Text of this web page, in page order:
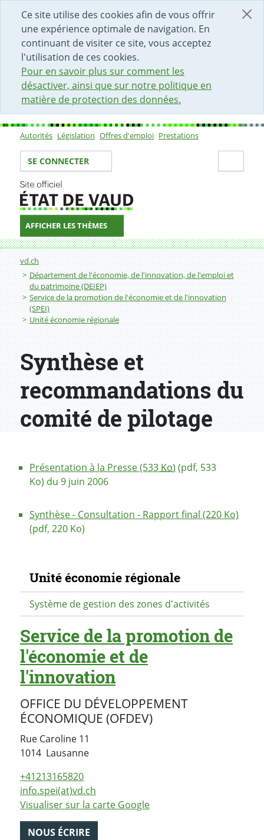
Ce site utilise des cookies afin de vous offrir
une expérience optimale de navigation. En
continuant de visiter ce site, vous acceptez
l'utilisation de ces cookies.
Pour en savoir plus sur comment les
désactiver, ainsi que sur notre politique en
matière de protection des données.
DÉBUT DU CONTENU DE LA PAGE
ACCÈS AU CHAMP DE RECHERCHE
PAGE D'ACCUEIL
FORMULAIRE DE CONTACT
Sous-navigation
Autorités Législation Offres d'emploi Prestations
Votre identité
SE CONNECTER
AFFICHER LES THÈMES
Fil d'Ariane
vd.ch
Département de l'économie, de l'innovation, de l'emploi et
du patrimoine (DEIEP)
Service de la promotion de l'économie et de l'innovation
(SPEI)
Unité économie régionale
Synthèse et
recommandations du
comité de pilotage
Présentation à la Presse (533 Ko) (pdf, 533
Ko) du 9 juin 2006
Synthèse - Consultation - Rapport final (220 Ko)
(pdf, 220 Ko)
Navigation secondaire
Unité économie régionale
Système de gestion des zones d'activités
Service de la promotion de
l'économie et de
l'innovation
OFFICE DU DÉVELOPPEMENT
ÉCONOMIQUE (OFDEV)
Rue Caroline 11
1014 LausanneSuisse
+41213165820
info.spei(at)vd.ch
Visualiser sur la carte Google
NOUS ÉCRIRE